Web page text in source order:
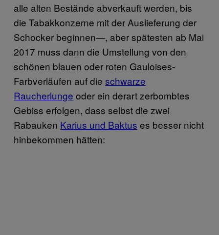
alle alten Bestände abverkauft werden, bis
die Tabakkonzerne mit der Auslieferung der
Schocker beginnen—, aber spätesten ab Mai
2017 muss dann die Umstellung von den
schönen blauen oder roten Gauloises-
Farbverläufen auf die schwarze
Raucherlunge oder ein derart zerbombtes
Gebiss erfolgen, dass selbst die zwei
Rabauken Karius und Baktus es besser nicht
hinbekommen hätten: